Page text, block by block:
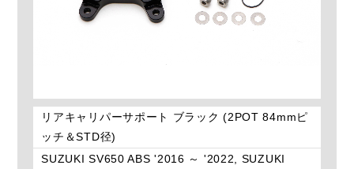
リアキャリパーサポート ブラック (2POT 84mmピ
ッチ＆STD径)
SUZUKI SV650 ABS '2016 ～ '2022, SUZUKI